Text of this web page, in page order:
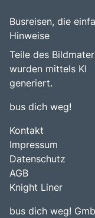
Busreisen, die
Hinweise
Teile des
wurden mittels KI
generiert.
bus dich weg!
Kontakt
Impressum
Datenschutz
AGB
Knight Liner
bus dich weg!